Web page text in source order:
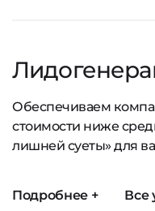
Обеспечиваем
стоимости ниже
лишней суеты» для
Подробнее + Все